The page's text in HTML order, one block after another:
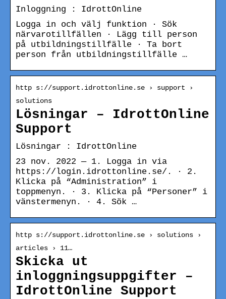
Inloggning : IdrottOnline
Logga in och välj funktion · Sök
närvarotillfällen · Lägg till person
på utbildningstillfälle · Ta bort
person från utbildningstillfälle …
http s://support.idrottonline.se › support ›
solutions
Lösningar – IdrottOnline
Support
Lösningar : IdrottOnline
23 nov. 2022 — 1. Logga in via
https://login.idrottonline.se/. · 2.
Klicka på “Administration” i
toppmenyn. · 3. Klicka på “Personer” i
vänstermenyn. · 4. Sök …
http s://support.idrottonline.se › solutions ›
articles › 11…
Skicka ut
inloggningsuppgifter –
IdrottOnline Support